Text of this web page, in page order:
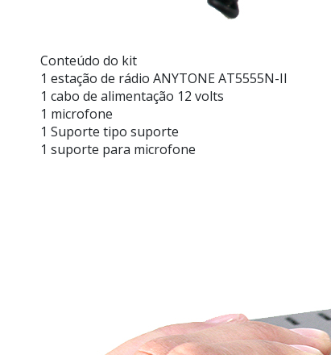
Conteúdo do kit
1 estação de rádio ANYTONE AT5555N-II
1 cabo de alimentação 12 volts
1 microfone
1 Suporte tipo suporte
1 suporte para microfone